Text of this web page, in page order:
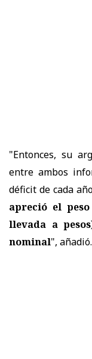
"Entonces, su
entre ambos
déficit de cada
apreció el
llevada a
nominal", añadió.